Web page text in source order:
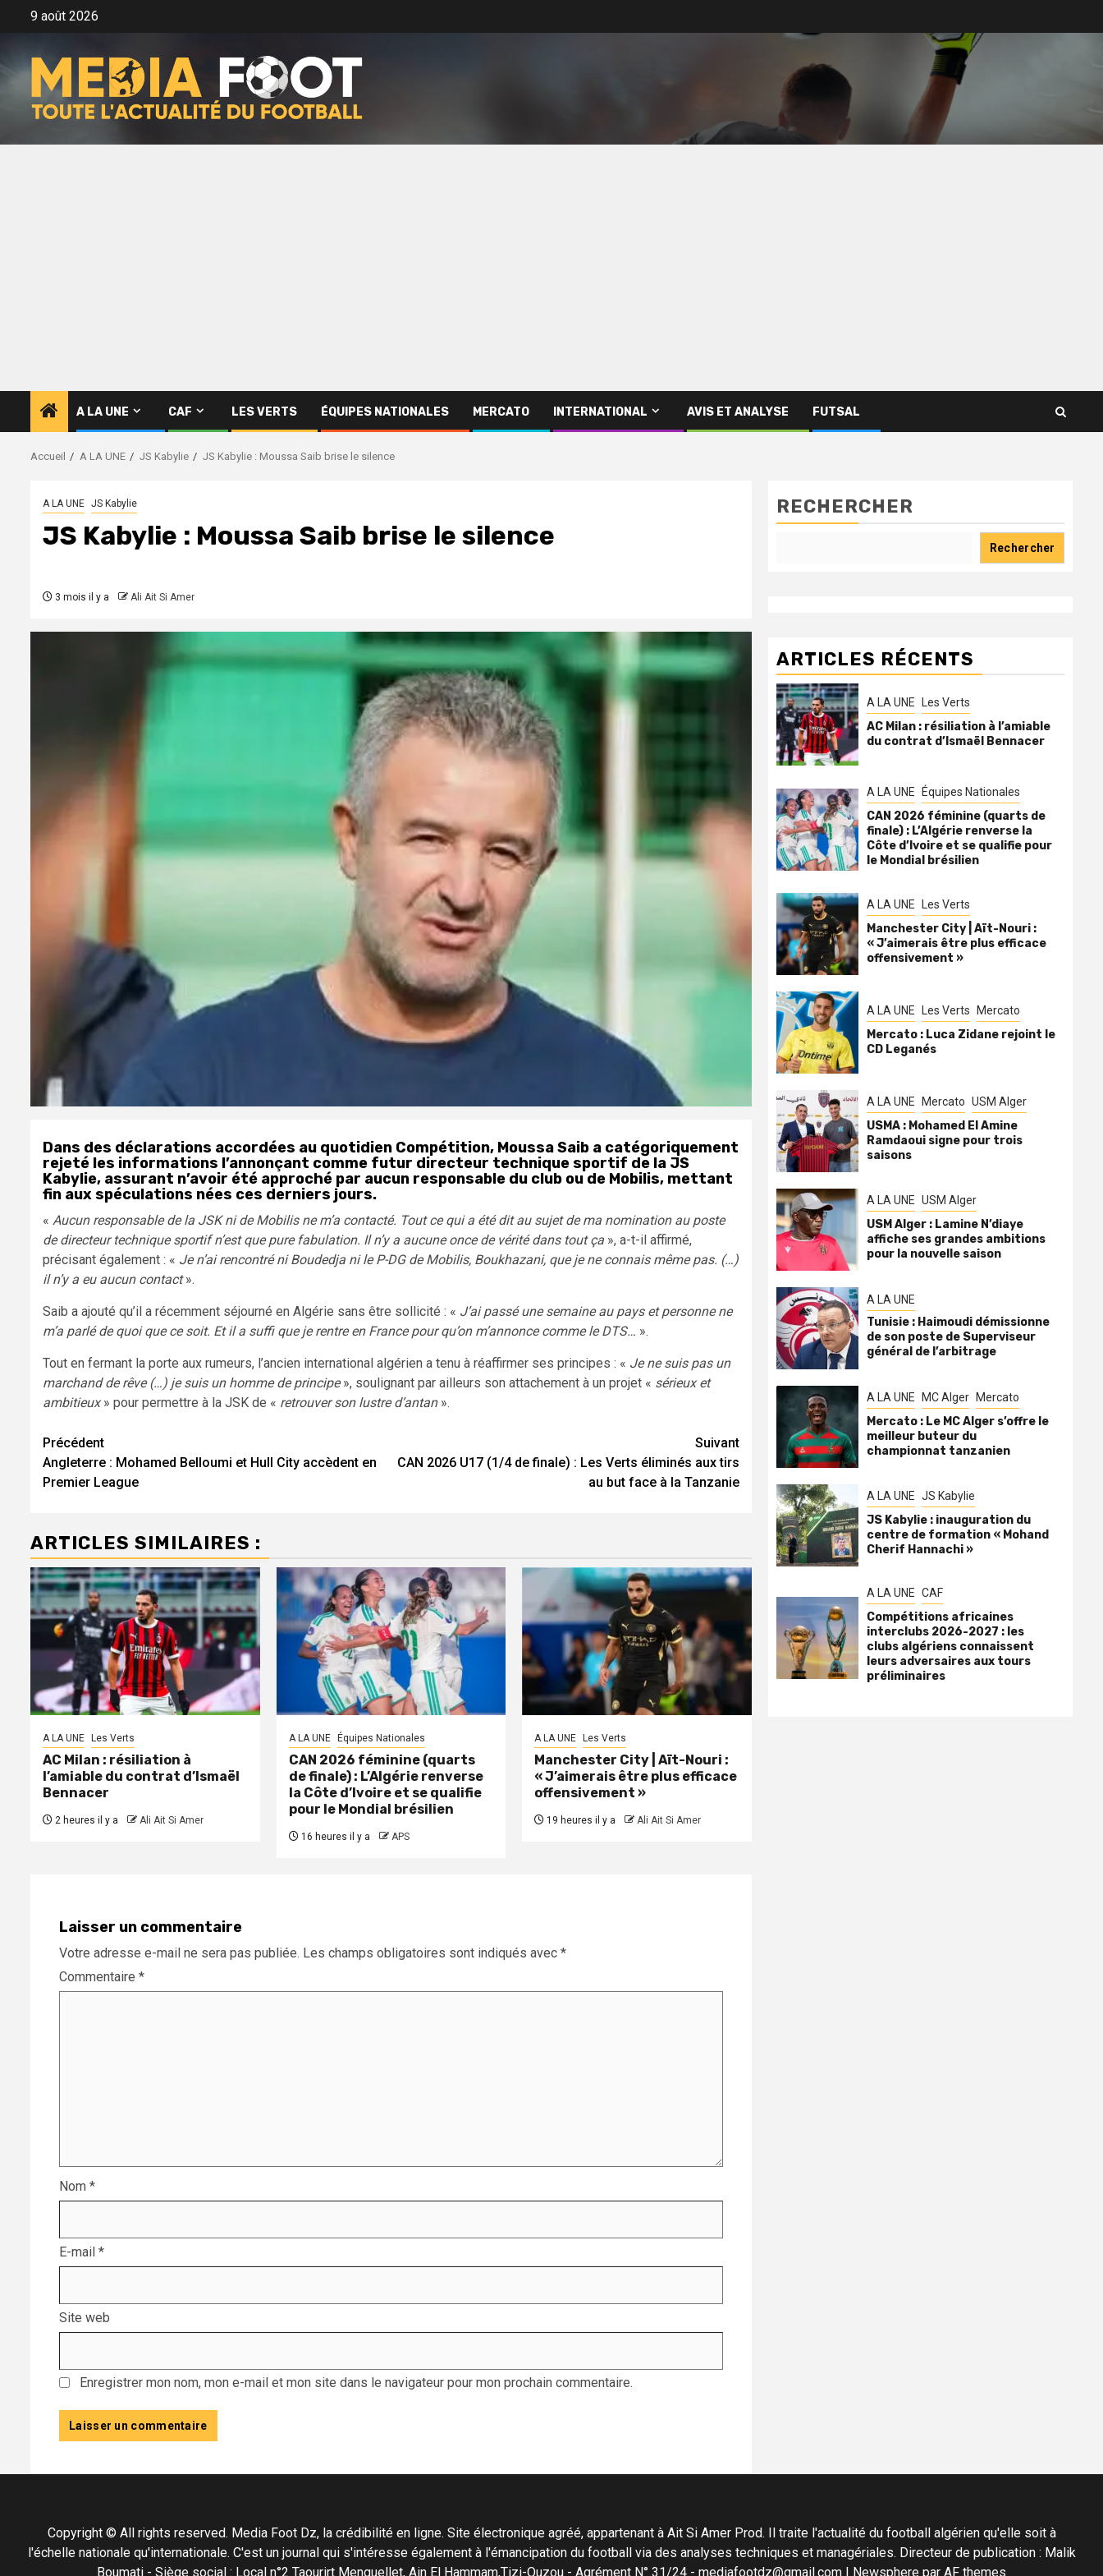
9 août 2026
A LA UNE CAF LES VERTS ÉQUIPES NATIONALES MERCATO INTERNATIONAL AVIS ET ANALYSE FUTSAL
Accueil A LA UNE JS Kabylie JS Kabylie : Moussa Saib brise le silence
A LA UNE JS Kabylie
JS Kabylie : Moussa Saib brise le silence
3 mois il y a Ali Ait Si Amer
Dans des déclarations accordées au quotidien Compétition, Moussa Saib a catégoriquement
rejeté les informations l’annonçant comme futur directeur technique sportif de la JS
Kabylie, assurant n’avoir été approché par aucun responsable du club ou de Mobilis, mettant
fin aux spéculations nées ces derniers jours.
« Aucun responsable de la JSK ni de Mobilis ne m’a contacté. Tout ce qui a été dit au sujet de ma nomination au poste
de directeur technique sportif n’est que pure fabulation. Il n’y a aucune once de vérité dans tout ça », a-t-il affirmé,
précisant également : « Je n’ai rencontré ni Boudedja ni le P-DG de Mobilis, Boukhazani, que je ne connais même pas. (…)
il n’y a eu aucun contact».
Saib a ajouté qu’il a récemment séjourné en Algérie sans être sollicité : « J’ai passé une semaine au pays et personne ne
m’a parlé de quoi que ce soit. Et il a suffi que je rentre en France pour qu’on m’annonce comme le DTS… ».
Tout en fermant la porte aux rumeurs, l’ancien international algérien a tenu à réaffirmer ses principes : « Je ne suis pas un
marchand de rêve (…) je suis un homme de principe», soulignant par ailleurs son attachement à un projet « sérieux et
ambitieux» pour permettre à la JSK de « retrouver son lustre d’antan».
Navigation
d’article
Précédent
Angleterre : Mohamed Belloumi et Hull City accèdent en
Premier League
Suivant
CAN 2026 U17 (1/4 de finale) : Les Verts éliminés aux tirs
au but face à la Tanzanie
ARTICLES SIMILAIRES :
A LA UNE Les Verts
AC Milan : résiliation à
l’amiable du contrat d’Ismaël
Bennacer
2 heures il y a Ali Ait Si Amer
A LA UNE Équipes Nationales
CAN 2026 féminine (quarts
de finale) : L’Algérie renverse
la Côte d’Ivoire et se qualifie
pour le Mondial brésilien
16 heures il y a APS
A LA UNE Les Verts
Manchester City | Aït-Nouri :
« J’aimerais être plus efficace
offensivement »
19 heures il y a Ali Ait Si Amer
Laisser un commentaire
Votre adresse e-mail ne sera pas publiée. Les champs obligatoires sont indiqués avec *
Commentaire *
Nom *
E-mail *
Site web
Enregistrer mon nom, mon e-mail et mon site dans le navigateur pour mon prochain commentaire.
RECHERCHER
Rechercher
ARTICLES RÉCENTS
A LA UNE Les Verts
AC Milan : résiliation à l’amiable
du contrat d’Ismaël Bennacer
A LA UNE Équipes Nationales
CAN 2026 féminine (quarts de
finale) : L’Algérie renverse la
Côte d’Ivoire et se qualifie pour
le Mondial brésilien
A LA UNE Les Verts
Manchester City | Aït-Nouri :
« J’aimerais être plus efficace
offensivement »
A LA UNE Les Verts Mercato
Mercato : Luca Zidane rejoint le
CD Leganés
A LA UNE Mercato USM Alger
USMA : Mohamed El Amine
Ramdaoui signe pour trois
saisons
A LA UNE USM Alger
USM Alger : Lamine N’diaye
affiche ses grandes ambitions
pour la nouvelle saison
A LA UNE
Tunisie : Haimoudi démissionne
de son poste de Superviseur
général de l’arbitrage
A LA UNE MC Alger Mercato
Mercato : Le MC Alger s’offre le
meilleur buteur du
championnat tanzanien
A LA UNE JS Kabylie
JS Kabylie : inauguration du
centre de formation « Mohand
Cherif Hannachi »
A LA UNE CAF
Compétitions africaines
interclubs 2026-2027 : les
clubs algériens connaissent
leurs adversaires aux tours
préliminaires
Copyright © All rights reserved. Media Foot Dz, la crédibilité en ligne. Site électronique agréé, appartenant à Ait Si Amer Prod. Il traite l'actualité du football algérien qu'elle soit à
l'échelle nationale qu'internationale. C'est un journal qui s'intéresse également à l'émancipation du football via des analyses techniques et managériales. Directeur de publication : Malik
Boumati - Siège social : Local n°2 Taourirt Menguellet, Ain El Hammam,Tizi-Ouzou - Agrément N° 31/24 - mediafootdz@gmail.com
Newsphere par AF themes